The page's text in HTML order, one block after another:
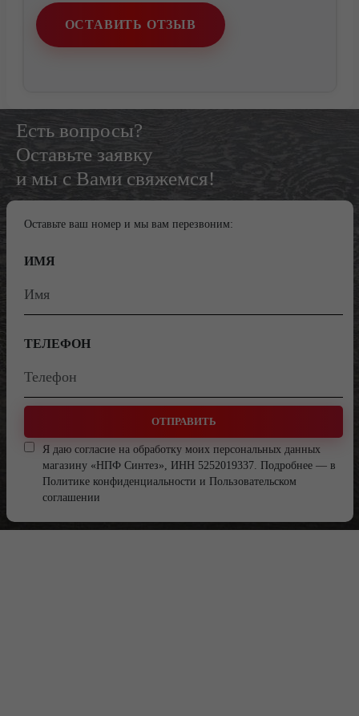
ОСТАВИТЬ ОТЗЫВ
Есть вопросы?
Оставьте заявку
и мы с Вами свяжемся!
Оставьте ваш номер и мы вам перезвоним:
ИМЯ
ТЕЛЕФОН
ОТПРАВИТЬ
Я даю согласие на обработку моих персональных данных
магазину «НПФ Синтез», ИНН 5252019337. Подробнее — в
Политике конфиденциальности и Пользовательском
соглашении